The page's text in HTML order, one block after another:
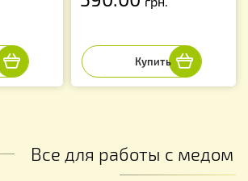
Все для работы с медом